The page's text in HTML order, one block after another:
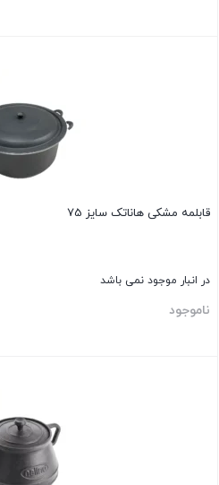
قابلمه مشکی هاناتک سایز 75
در انبار موجود نمی باشد
ناموجود